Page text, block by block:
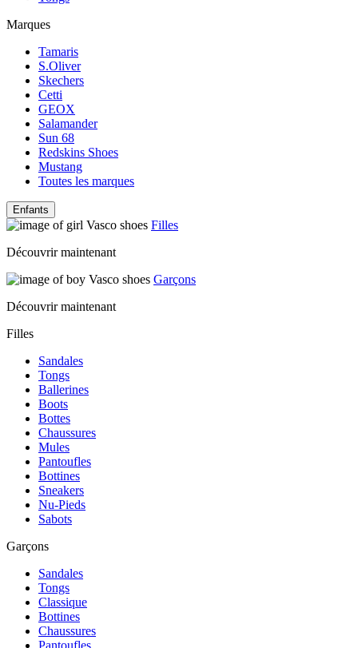
Marques
Tamaris
S.Oliver
Skechers
Cetti
GEOX
Salamander
Sun 68
Redskins Shoes
Mustang
Toutes les marques
Enfants
Filles
Découvrir maintenant
Garçons
Découvrir maintenant
Filles
Sandales
Tongs
Ballerines
Boots
Bottes
Chaussures
Mules
Pantoufles
Bottines
Sneakers
Nu-Pieds
Sabots
Garçons
Sandales
Tongs
Classique
Bottines
Chaussures
Pantoufles